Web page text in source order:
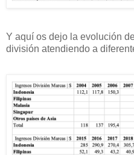
Y aquí os dejo la evolución
división atendiendo a